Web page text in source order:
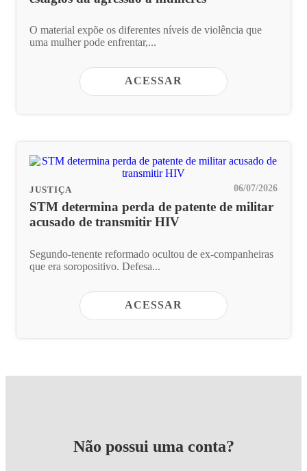
O material expõe os diferentes níveis de violência que
uma mulher pode enfrentar,...
ACESSAR
JUSTIÇA 06/07/2026
STM determina perda de patente de militar
acusado de transmitir HIV
Segundo-tenente reformado ocultou de ex-companheiras
que era soropositivo. Defesa...
ACESSAR
Não possui uma conta?